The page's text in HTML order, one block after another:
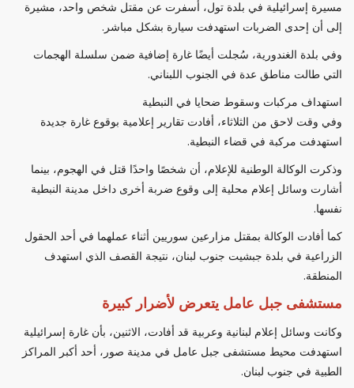
مسيرة إسرائيلية في بلدة تول، أسفرت عن مقتل شخص واحد، مشيرة
إلى أن إحدى الضربات استهدفت سيارة بشكل مباشر.
وفي بلدة الغندورية، سُجلت أيضًا غارة إضافية ضمن سلسلة الهجمات
التي طالت مناطق عدة في الجنوب اللبناني.
استهداف مركبات وسقوط ضحايا في النبطية
وفي وقت لاحق من الثلاثاء، أفادت تقارير إعلامية بوقوع غارة جديدة
استهدفت مركبة في قضاء النبطية.
وذكرت الوكالة الوطنية للإعلام، أن شخصًا واحدًا قتل في الهجوم، بينما
أشارت وسائل إعلام محلية إلى وقوع ضربة أخرى داخل مدينة النبطية
نفسها.
كما أفادت الوكالة بمقتل مزارعين سوريين أثناء عملهما في أحد الحقول
الزراعية في بلدة جبشيت جنوب لبنان، نتيجة القصف الذي استهدف
المنطقة.
مستشفى جبل عامل يتعرض لأضرار كبيرة
وكانت وسائل إعلام لبنانية وعربية قد أفادت، الاثنين، بأن غارة إسرائيلية
استهدفت محيط مستشفى جبل عامل في مدينة صور، أحد أكبر المراكز
الطبية في جنوب لبنان.